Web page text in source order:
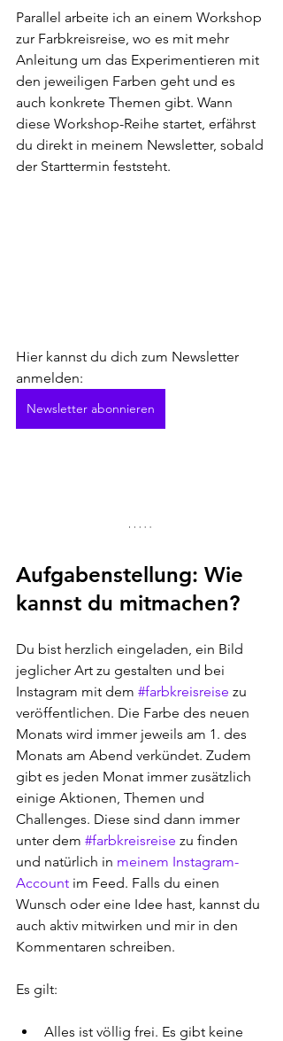
Parallel arbeite ich an einem Workshop
zur Farbkreisreise, wo es mit mehr
Anleitung um das Experimentieren mit
den jeweiligen Farben geht und es
auch konkrete Themen gibt. Wann
diese Workshop-Reihe startet, erfährst
du direkt in meinem Newsletter, sobald
der Starttermin feststeht.
Hier kannst du dich zum Newsletter
anmelden:
Newsletter abonnieren
Aufgabenstellung: Wie
kannst du mitmachen?
Du bist herzlich eingeladen, ein Bild
jeglicher Art zu gestalten und bei
Instagram mit dem #farbkreisreise zu
veröffentlichen. Die Farbe des neuen
Monats wird immer jeweils am 1. des
Monats am Abend verkündet. Zudem
gibt es jeden Monat immer zusätzlich
einige Aktionen, Themen und
Challenges. Diese sind dann immer
unter dem #farbkreisreise zu finden
und natürlich in meinem Instagram-
Account im Feed. Falls du einen
Wunsch oder eine Idee hast, kannst du
auch aktiv mitwirken und mir in den
Kommentaren schreiben.
Es gilt:
Alles ist völlig frei. Es gibt keine